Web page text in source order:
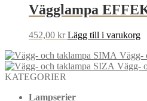
Vägglampa
452,00 kr Lägg till i varukorg
Vägg-
Vägg-
KATEGORIER
Lampserier